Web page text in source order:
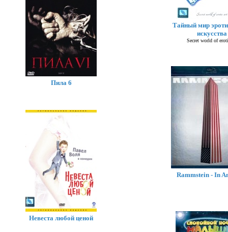
Тайный мир
искусства
Secret world of
Rammstein - In
Пила 6
Невеста любой ценой